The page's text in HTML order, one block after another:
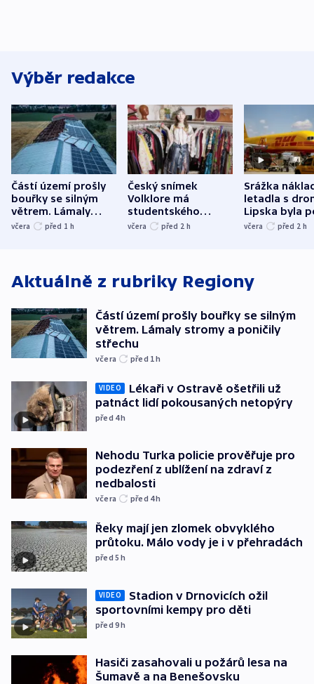
Výběr redakce
Částí území prošly
bouřky se silným
větrem. Lámaly
stromy a poničily
včera před 1 h
Český snímek
Volklore má
studentského
Oscara, zabojuje o
včera před 2 h
Srážka
letadla s
Lipska byla
německého
včera před 2 h
Aktuálně z rubriky Regiony
Částí území prošly bouřky se silným
větrem. Lámaly stromy a poničily
střechu
včera před 1h
VIDEO
Lékaři v Ostravě ošetřili už
patnáct lidí pokousaných netopýry
před 4h
Nehodu Turka policie prověřuje pro
podezření z ublížení na zdraví z
nedbalosti
včera před 4h
Řeky mají jen zlomek obvyklého
průtoku. Málo vody je i v přehradách
před 5h
VIDEO
Stadion v Drnovicích ožil
sportovními kempy pro děti
před 9h
Hasiči zasahovali u požárů lesa na
Šumavě a na Benešovsku